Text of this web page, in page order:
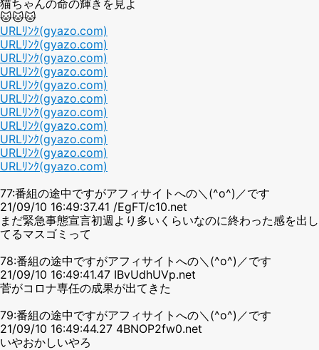
猫ちゃんの命の輝きを見よ
🐱🐱🐱
URLﾘﾝｸ(gyazo.com)
URLﾘﾝｸ(gyazo.com)
URLﾘﾝｸ(gyazo.com)
URLﾘﾝｸ(gyazo.com)
URLﾘﾝｸ(gyazo.com)
URLﾘﾝｸ(gyazo.com)
URLﾘﾝｸ(gyazo.com)
URLﾘﾝｸ(gyazo.com)
URLﾘﾝｸ(gyazo.com)
URLﾘﾝｸ(gyazo.com)
URLﾘﾝｸ(gyazo.com)
77:番組の途中ですがアフィサイトへの＼(^o^)／です
21/09/10 16:49:37.41 /EgFT/c10.net
まだ緊急事態宣言初週より多いくらいなのに終わった感を出し
てるマスゴミって
78:番組の途中ですがアフィサイトへの＼(^o^)／です
21/09/10 16:49:41.47 IBvUdhUVp.net
菅がコロナ専任の成果が出てきた
79:番組の途中ですがアフィサイトへの＼(^o^)／です
21/09/10 16:49:44.27 4BNOP2fw0.net
いやおかしいやろ